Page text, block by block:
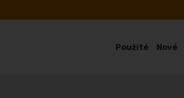
Použité Nové